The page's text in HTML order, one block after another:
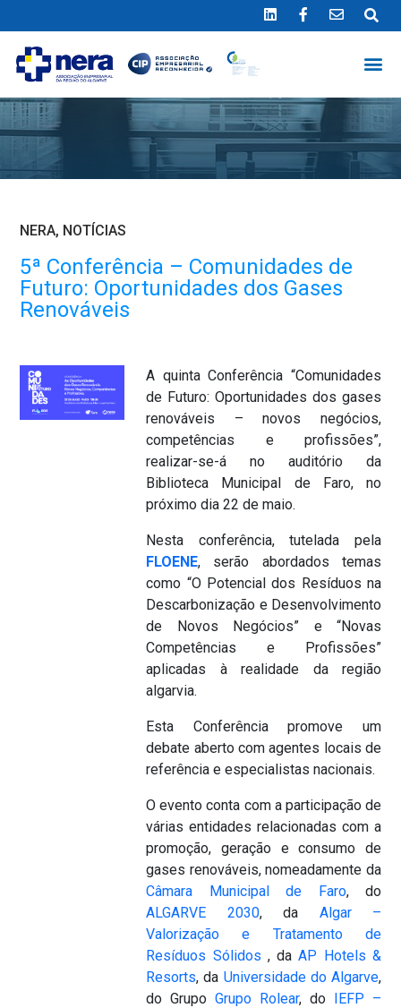
NERA, NOTÍCIAS
5ª Conferência – Comunidades de
Futuro: Oportunidades dos Gases
Renováveis
A quinta Conferência “Comunidades
de Futuro: Oportunidades dos gases
renováveis – novos negócios,
competências e profissões”,
realizar-se-á no auditório da
Biblioteca Municipal de Faro, no
próximo dia 22 de maio.
Nesta conferência, tutelada pela
FLOENE, serão abordados temas
como “O Potencial dos Resíduos na
Descarbonização e Desenvolvimento
de Novos Negócios” e “Novas
Competências e Profissões”
aplicadas à realidade da região
algarvia.
Esta Conferência promove um
debate aberto com agentes locais de
referência e especialistas nacionais.
O evento conta com a participação de
várias entidades relacionadas com a
promoção, geração e consumo de
gases renováveis, nomeadamente da
Câmara Municipal de Faro, do
ALGARVE 2030, da Algar –
Valorização e Tratamento de
Resíduos Sólidos , daAP Hotels &
Resorts, da Universidade do Algarve,
do GrupoGrupo Rolear, do IEFP –